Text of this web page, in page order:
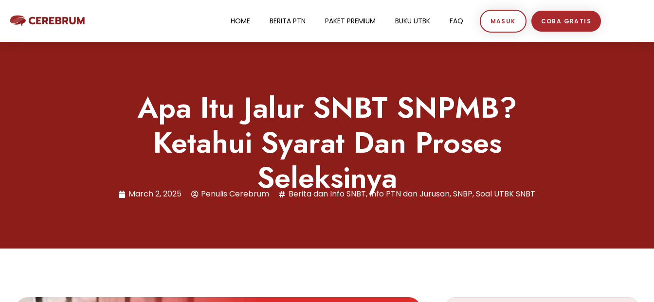
HOME BERITA PTN PAKET PREMIUM BUKU UTBK FAQ MASUK COBA GRATIS
Apa Itu Jalur SNBT SNPMB?
Ketahui Syarat Dan Proses
Seleksinya
March 2, 2025 Penulis Cerebrum Berita dan Info SNBT,Info PTN dan Jurusan,SNBP,Soal UTBK SNBT